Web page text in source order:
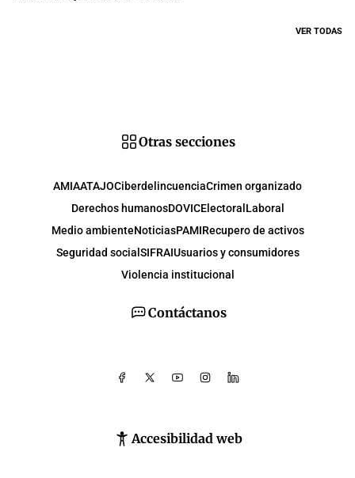
VER TODAS
Contáctanos
Accesibilidad web
Otras secciones
AMIAATAJOCiberdelincuenciaCrimen organizado
Derechos humanosDOVICElectoral Laboral
Medio ambienteNoticiasPAMIRecupero de activos
Seguridad social SIFRAIUsuarios y consumidores
Violencia institucional